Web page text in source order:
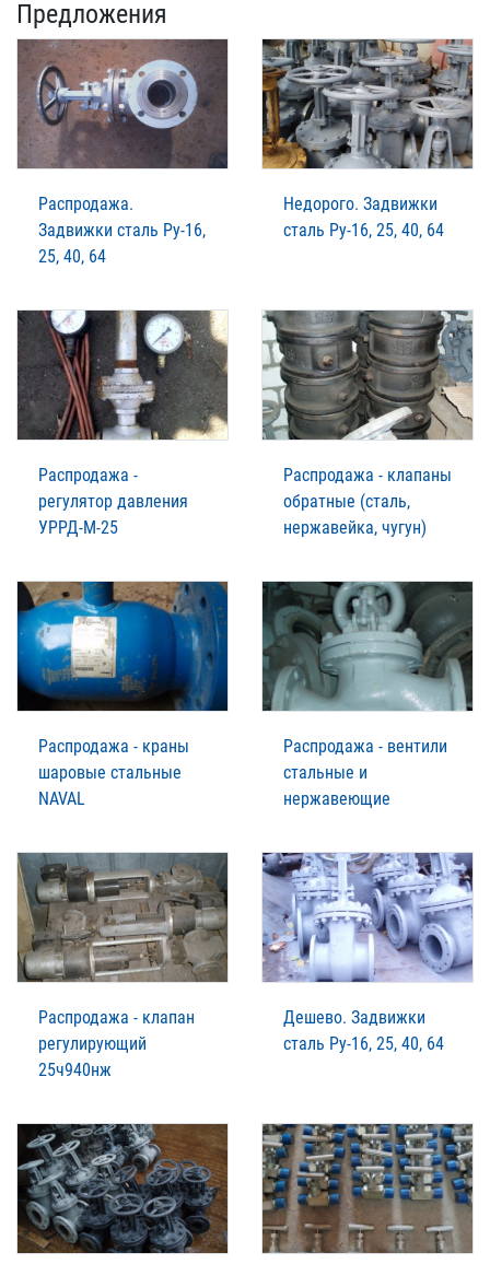
Предложения
Распродажа.
Задвижки сталь Ру-16,
25, 40, 64
Недорого. Задвижки
сталь Ру-16, 25, 40, 64
Распродажа -
регулятор давления
УРРД-М-25
Распродажа - клапаны
обратные (сталь,
нержавейка, чугун)
Распродажа - краны
шаровые стальные
NAVAL
Распродажа - вентили
стальные и
нержавеющие
Распродажа - клапан
регулирующий
25ч940нж
Дешево. Задвижки
сталь Ру-16, 25, 40, 64